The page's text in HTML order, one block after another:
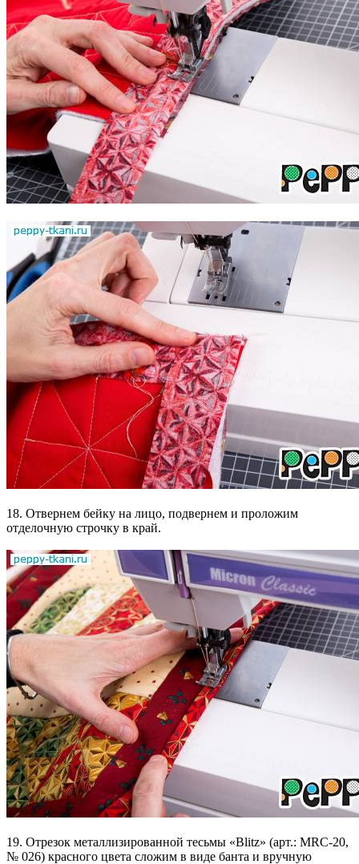
18. Отвернем бейку на лицо, подвернем и проложим
отделочную строчку в край.
19. Отрезок металлизированной тесьмы «Blitz» (арт.: MRC-20,
№ 026) красного цвета сложим в виде банта и вручную